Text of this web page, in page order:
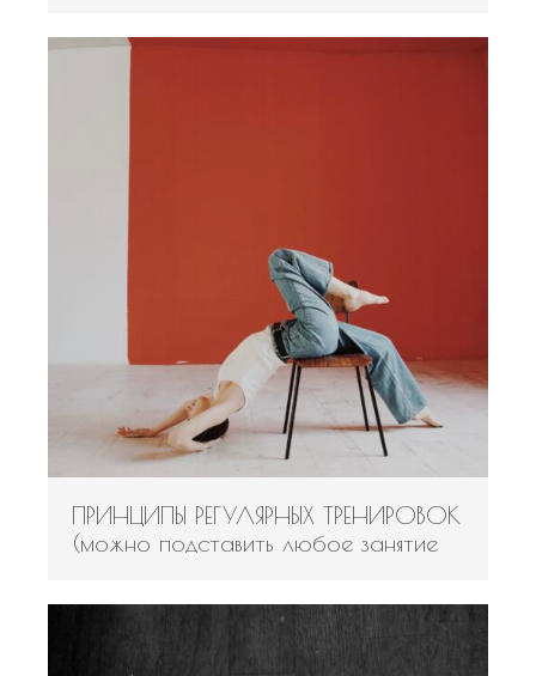
ПРИНЦИПЫ РЕГУЛЯРНЫХ ТРЕНИРОВОК
(можно подставить любое занятие